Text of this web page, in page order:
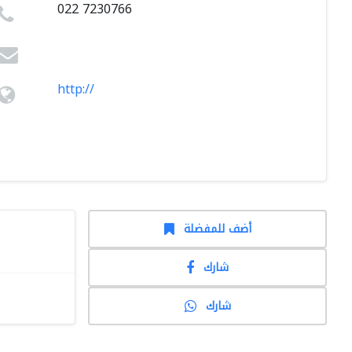
022 7230766
http://
أضف للمفضلة
شارك
شارك